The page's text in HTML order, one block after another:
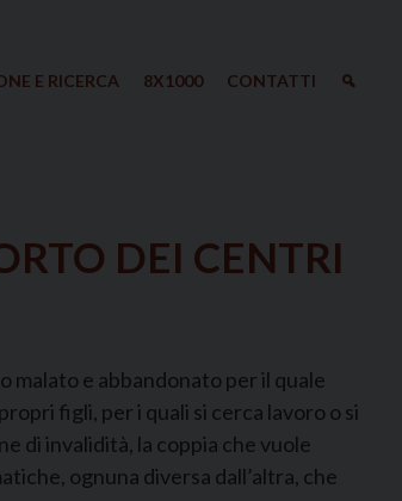
E RICERCA 8X1000 CONTATTI
DEI CENTRI
malato e abbandonato per il quale
figli, per i quali si cerca lavoro o si
di invalidità, la coppia che vuole
ognuna diversa dall’altra, che